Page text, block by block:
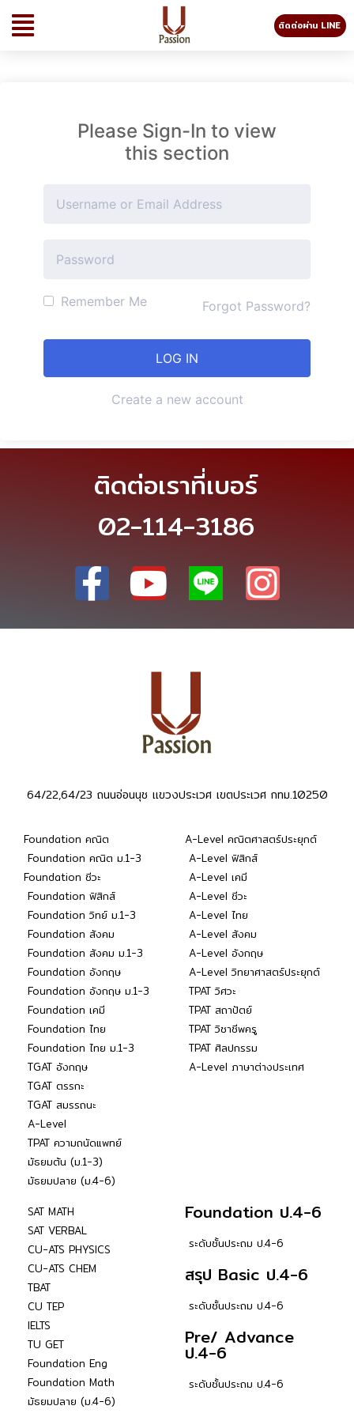
ติดต่อผ่าน LINE
Please Sign-In to view
this section
Remember Me Forgot Password?
Create a new account
ติดต่อเราที่เบอร์
02-114-3186
64/22,64/23 ถนนอ่อนนุช แขวงประเวศ เขตประเวศ กทม.10250
Foundation คณิต
Foundation คณิต ม.1-3
Foundation ชีวะ
Foundation ฟิสิกส์
Foundation วิทย์ ม.1-3
Foundation สังคม
Foundation สังคม ม.1-3
Foundation อังกฤษ
Foundation อังกฤษ ม.1-3
Foundation เคมี
Foundation ไทย
Foundation ไทย ม.1-3
TGAT อังกฤษ
TGAT ตรรกะ
TGAT สมรรถนะ
A-Level
TPAT ความถนัดแพทย์
มัธยมต้น (ม.1-3)
มัธยมปลาย (ม.4-6)
A-Level คณิตศาสตร์ประยุกต์
A-Level ฟิสิกส์
A-Level เคมี
A-Level ชีวะ
A-Level ไทย
A-Level สังคม
A-Level อังกฤษ
A-Level วิทยาศาสตร์ประยุกต์
TPAT วิศวะ
TPAT สถาปัตย์
TPAT วิชาชีพครู
TPAT ศิลปกรรม
A-Level ภาษาต่างประเทศ
SAT MATH
SAT VERBAL
CU-ATS PHYSICS
CU-ATS CHEM
TBAT
CU TEP
IELTS
TU GET
Foundation Eng
Foundation Math
มัธยมปลาย (ม.4-6)
Foundation ป.4-6
ระดับชั้นประถม ป.4-6
สรุป Basic ป.4-6
ระดับชั้นประถม ป.4-6
Pre/ Advance
ป.4-6
ระดับชั้นประถม ป.4-6